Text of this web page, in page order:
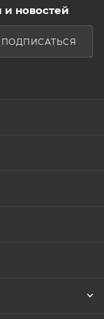
и новостей
ПОДПИСАТЬСЯ